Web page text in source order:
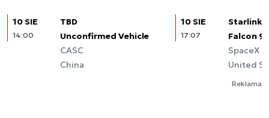
10 SIE
14:00
TBD
Unconfirmed Vehicle
CASC
China
10 SIE
17:07
Starlink
Falcon 9
SpaceX
United
Reklama